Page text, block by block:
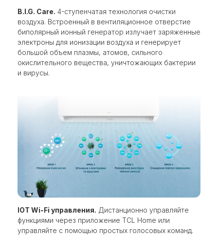
B.I.G. Сare. 4-ступенчатая технология очистки
воздуха. Встроенный в вентиляционное отверстие
биполярный ионный генератор излучает заряженные
электроны для ионизации воздуха и генерирует
большой объем плазмы, атомов, сильного
окислительного вещества, уничтожающих бактерии
и вирусы.
IOT Wi-Fi управления. Дистанционно управляйте
функциями через приложение TCL Home или
управляйте с помощью простых голосовых команд.